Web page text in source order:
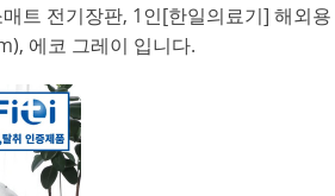
트 전기장판, 1인[한일의료기] 해외용
에코 그레이 입니다.